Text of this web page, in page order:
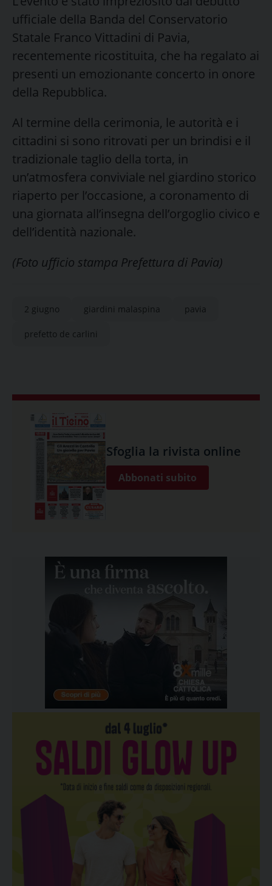
ufficiale della Banda del Conservatorio
Statale Franco Vittadini di Pavia,
recentemente ricostituita, che ha regalato ai
presenti un emozionante concerto in onore
della Repubblica.
Al termine della cerimonia, le autorità e i
cittadini si sono ritrovati per un brindisi e il
tradizionale taglio della torta, in
un’atmosfera conviviale nel giardino storico
riaperto per l’occasione, a coronamento di
una giornata all’insegna dell’orgoglio civico e
dell’identità nazionale.
(Foto ufficio stampa Prefettura di Pavia)
2 giugno giardini malaspina pavia
prefetto de carlini
Sfoglia la rivista online
Abbonati subito